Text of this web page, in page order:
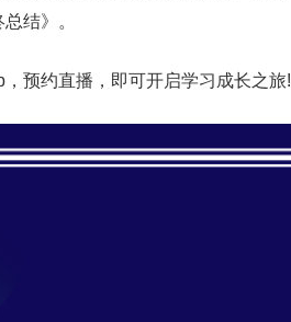
结》。
预约直播，即可开启学习成长之旅!